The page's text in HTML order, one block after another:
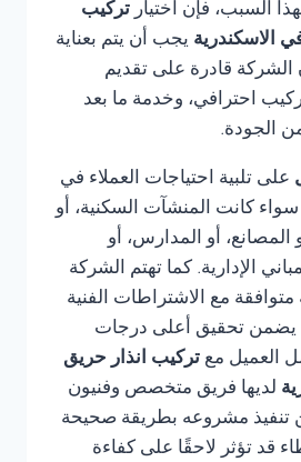
السبب، فإن اختيار تركيب
يجب أن يتم بعناية
قادرة على تقديم
احترافي، وخدمة ما بعد
الجودة.
على تلبية احتياجات العملاء في
كانت المنشآت السكنية، أو
المصانع، أو المدارس، أو
الإدارية. كما تهتم الشركة
متوافقة مع الاشتراطات الفنية
يضمن تحقيق أعلى درجات
العميل مع تركيب انذار حريق
لديها فريق متخصص وفنيون
تنفيذ مشروعه بطريقة صحيحة
قد تؤثر لاحقًا على كفاءة